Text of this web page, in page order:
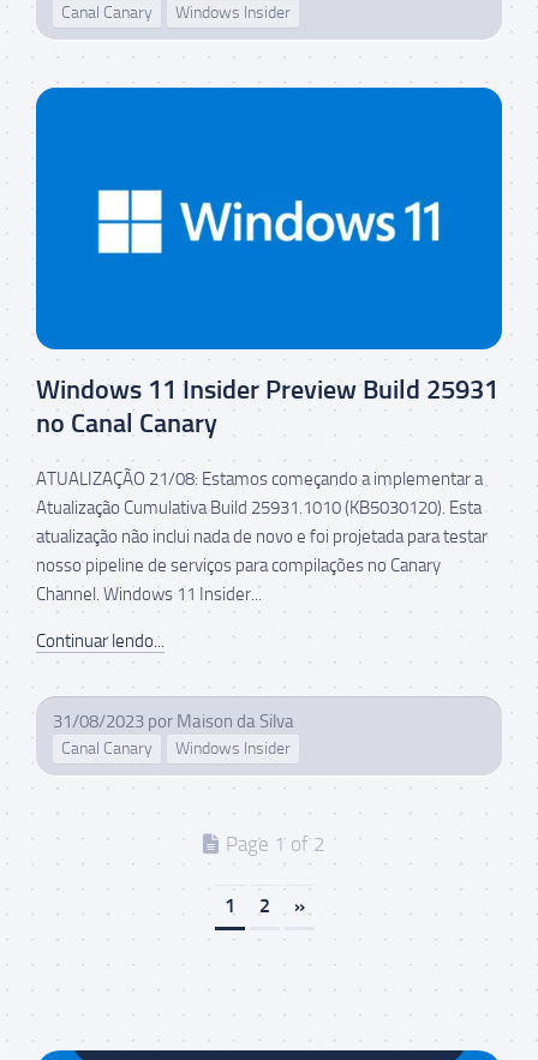
Canal Canary Windows Insider
Windows 11 Insider Preview Build 25931
no Canal Canary
ATUALIZAÇÃO 21/08: Estamos começando a implementar a
Atualização Cumulativa Build 25931.1010 (KB5030120). Esta
atualização não inclui nada de novo e foi projetada para testar
nosso pipeline de serviços para compilações no Canary
Channel. Windows 11 Insider...
Continuar lendo...
31/08/2023 por Maison da Silva
Canal Canary Windows Insider
Page 1 of 2
1 2 »
Maison da Silva